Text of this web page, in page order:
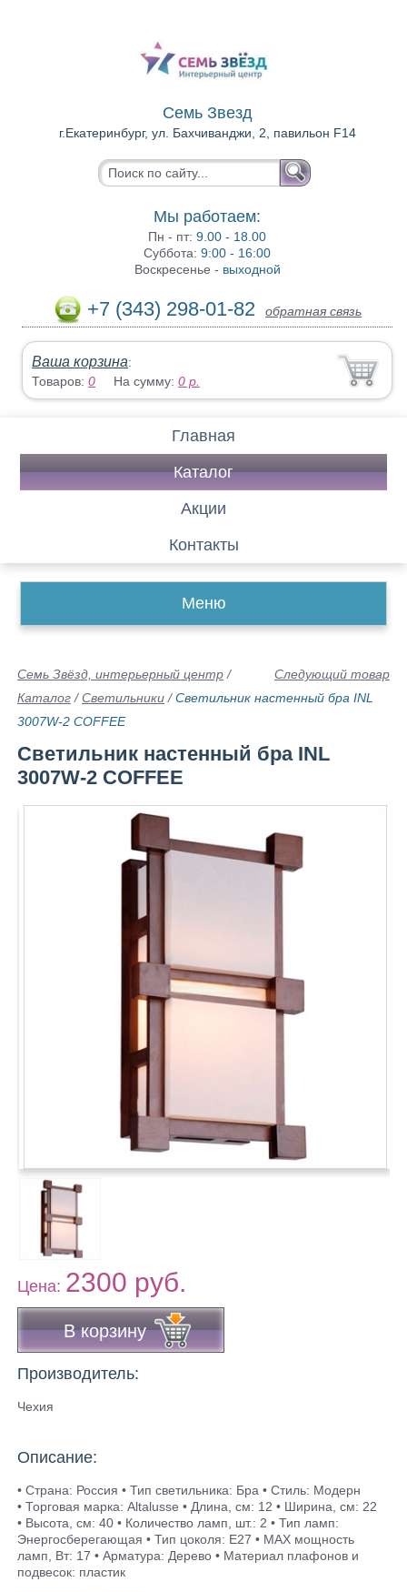
Семь Звезд
г.Екатеринбург, ул. Бахчиванджи, 2, павильон F14
Мы работаем:
Пн - пт:9.00 - 18.00
Суббота:9:00 - 16:00
Воскресенье - выходной
+7 (343) 298-01-82 обратная связь
Ваша корзина:
Товаров:0 На сумму:0 р.
Главная
Каталог
Акции
Контакты
Меню
Следующий товар
Семь Звёзд, интерьерный центр /
Каталог /Светильники /Светильник настенный бра INL
3007W-2 COFFEE
Светильник настенный бра INL
3007W-2 COFFEE
Цена: 2300 руб.
В корзину
Производитель:
Чехия
Описание:
• Страна: Россия • Тип светильника: Бра • Стиль: Модерн
• Торговая марка: Altalusse • Длина, см: 12 • Ширина, см: 22
• Высота, см: 40 • Количество ламп, шт.: 2 • Тип ламп:
Энергосберегающая • Тип цоколя: E27 • MAX мощность
ламп, Вт: 17 • Арматура: Дерево • Материал плафонов и
подвесок: пластик